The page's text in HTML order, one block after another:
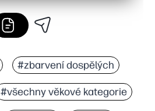
#zbarvení dospělých
#všechny věkové kategorie